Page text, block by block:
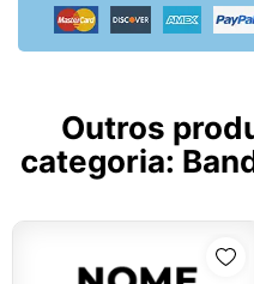
Outros
categoria: